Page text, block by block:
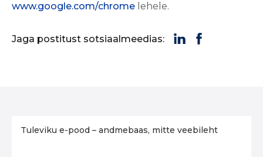
www.google.com/chrome lehele.
Jaga postitust sotsiaalmeedias:
Tuleviku e-pood – andmebaas, mitte veebileht